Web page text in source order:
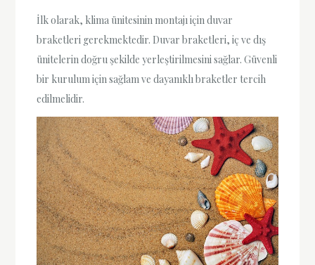
İlk olarak, klima ünitesinin montajı için duvar
braketleri gerekmektedir. Duvar braketleri, iç ve dış
ünitelerin doğru şekilde yerleştirilmesini sağlar. Güvenli
bir kurulum için sağlam ve dayanıklı braketler tercih
edilmelidir.